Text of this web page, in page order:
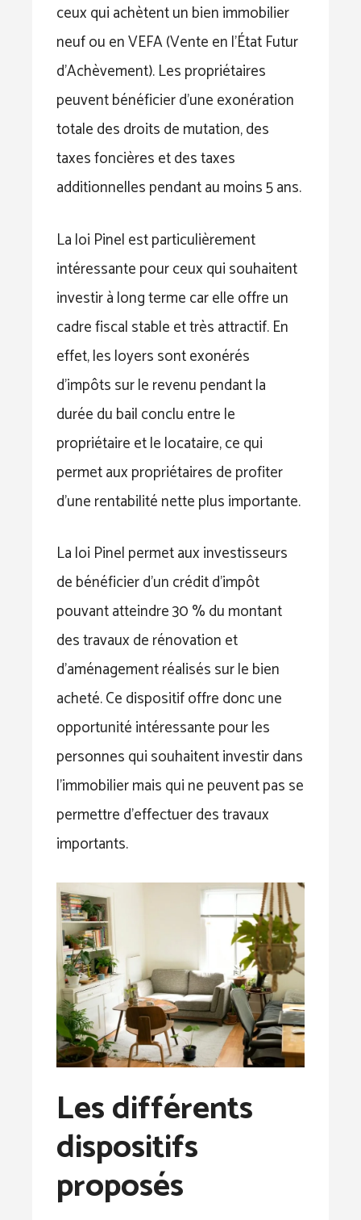
ceux qui achètent un bien immobilier
neuf ou en VEFA (Vente en l’État Futur
d’Achèvement). Les propriétaires
peuvent bénéficier d’une exonération
totale des droits de mutation, des
taxes foncières et des taxes
additionnelles pendant au moins 5 ans.
La loi Pinel est particulièrement
intéressante pour ceux qui souhaitent
investir à long terme car elle offre un
cadre fiscal stable et très attractif. En
effet, les loyers sont exonérés
d’impôts sur le revenu pendant la
durée du bail conclu entre le
propriétaire et le locataire, ce qui
permet aux propriétaires de profiter
d’une rentabilité nette plus importante.
La loi Pinel permet aux investisseurs
de bénéficier d’un crédit d’impôt
pouvant atteindre 30 % du montant
des travaux de rénovation et
d’aménagement réalisés sur le bien
acheté. Ce dispositif offre donc une
opportunité intéressante pour les
personnes qui souhaitent investir dans
l’immobilier mais qui ne peuvent pas se
permettre d’effectuer des travaux
importants.
Les différents
dispositifs
proposés